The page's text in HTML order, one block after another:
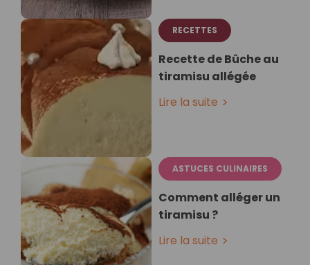
RECETTES
Recette de Bûche au
tiramisu allégée
Lire la suite
ASTUCES CULINAIRES
Comment alléger un
tiramisu ?
Lire la suite